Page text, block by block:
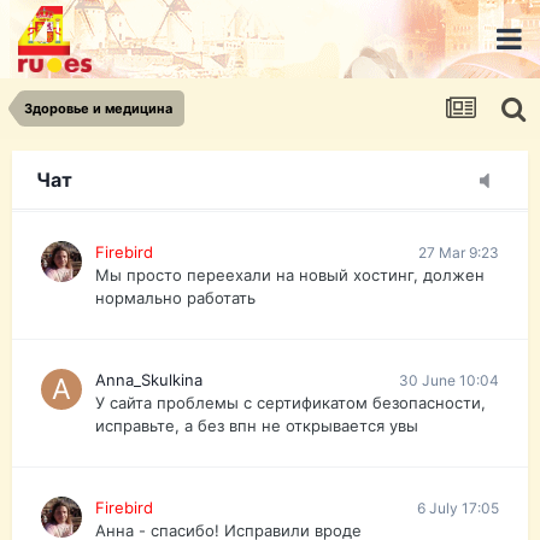
Здоровье и медицина
Чат
urist.dokument@gmail.com
https://pasport-ua.com/
Телеграмм @uristpassua
Firebird
Друзья - из России без VPN сайт и форум
Firebird 27 Mar 9:23
Мы просто переехали на новый хостинг, должен
нормально работать
Anna_Skulkina 30 June 10:04
У сайта проблемы с сертификатом безопасности,
исправьте, а без впн не открывается увы
Firebird 6 July 17:05
Анна - спасибо! Исправили вроде